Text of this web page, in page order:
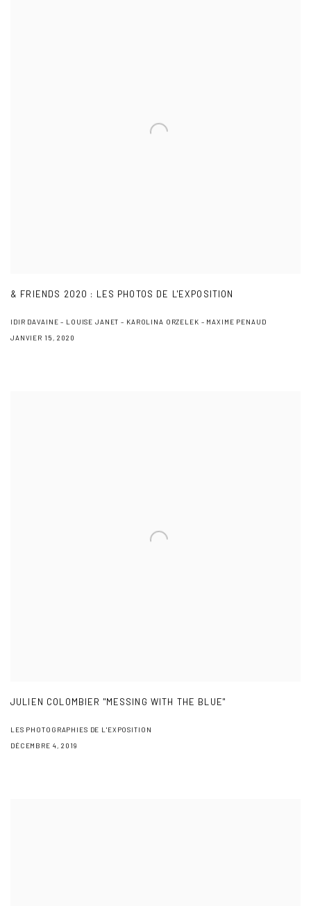
& FRIENDS 2020 : LES PHOTOS DE L'EXPOSITION
IDIR DAVAINE – LOUISE JANET – KAROLINA ORZELEK – MAXIME PENAUD
JANVIER 15, 2020
JULIEN COLOMBIER "MESSING WITH THE BLUE"
LES PHOTOGRAPHIES DE L'EXPOSITION
DÉCEMBRE 4, 2019